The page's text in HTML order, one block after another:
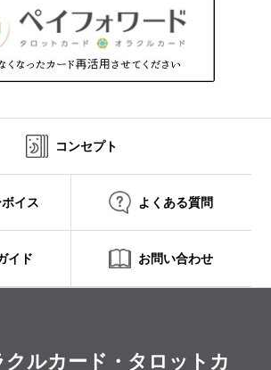
コンセプト
イス よくある質問
イド お問い合わせ
クルカード・タロットカ